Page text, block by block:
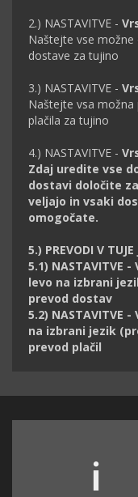
2.) NASTAVITVE -
Naštejte vse možne
dostave za tujino
3.) NASTAVITVE -
Naštejte vsa možna
plačila za tujino
4.) NASTAVITVE -
Zdaj uredite vse
dostavi določite
veljajo in vsaki
omogočate.
5.) PREVODI V TUJE
5.1) NASTAVITVE
levo na izbrani
prevod dostav
5.2) NASTAVITVE
na izbrani jezik
prevod plačil